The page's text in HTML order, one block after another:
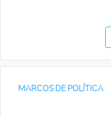
MARCOS DE POLÍTICA